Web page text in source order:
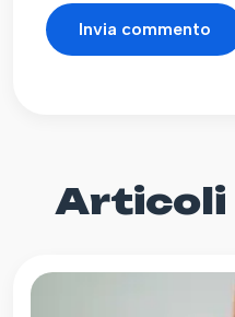
Articoli